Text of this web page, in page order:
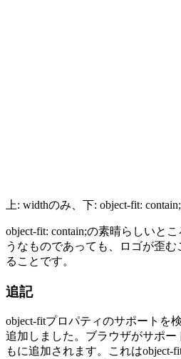
上: widthのみ、下: object-fit: contain;
object-fit: contain;の素晴らしいと
うなものであっても、ロゴが歪
ることです。
追記
object-fitプロパティのサポートを
追加しました。ブラウザがサポー
もに追加されます。これはobject-